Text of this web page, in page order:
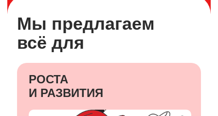
Мы предлагаем
всё для
РОСТА
И РАЗВИТИЯ